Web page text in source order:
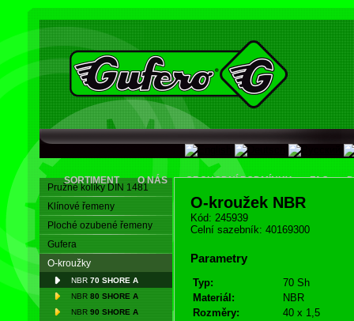
SORTIMENT O NÁS OBCHODNÍ PODMÍNKY FAQ
Pružné kolíky DIN 1481
Klínové řemeny
Ploché ozubené řemeny
Gufera
O-kroužky
NBR 70 SHORE A
NBR 80 SHORE A
NBR 90 SHORE A
O-kroužek NBR
Kód: 245939
Celní sazebník: 40169300
Parametry
Typ:
70 Sh
Materiál:
NBR
Rozměry:
40 x 1,5